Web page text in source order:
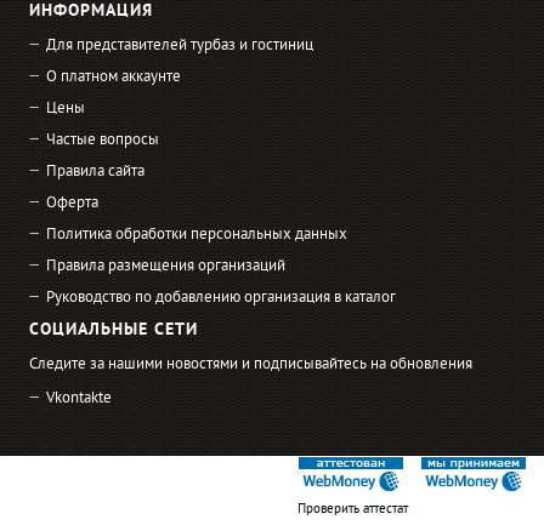
ИНФОРМАЦИЯ
Для представителей турбаз и гостиниц
О платном аккаунте
Цены
Частые вопросы
Правила сайта
Оферта
Политика обработки персональных данных
Правила размещения организаций
Руководство по добавлению организация в каталог
СОЦИАЛЬНЫЕ СЕТИ
Следите за нашими новостями и подписывайтесь на обновления
Vkontakte
Проверить аттестат